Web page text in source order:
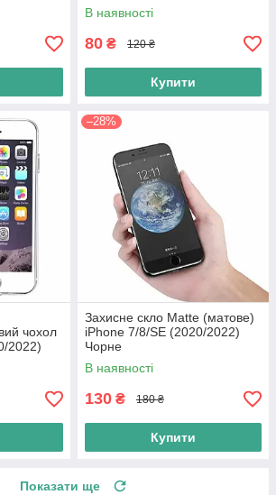
В наявності
80 ₴ 120 ₴
Купити
чохол
2022)
–28%
Захисне скло Matte (матове)
iPhone 7/8/SE (2020/2022)
Чорне
В наявності
130 ₴ 180 ₴
Купити
Показати ще